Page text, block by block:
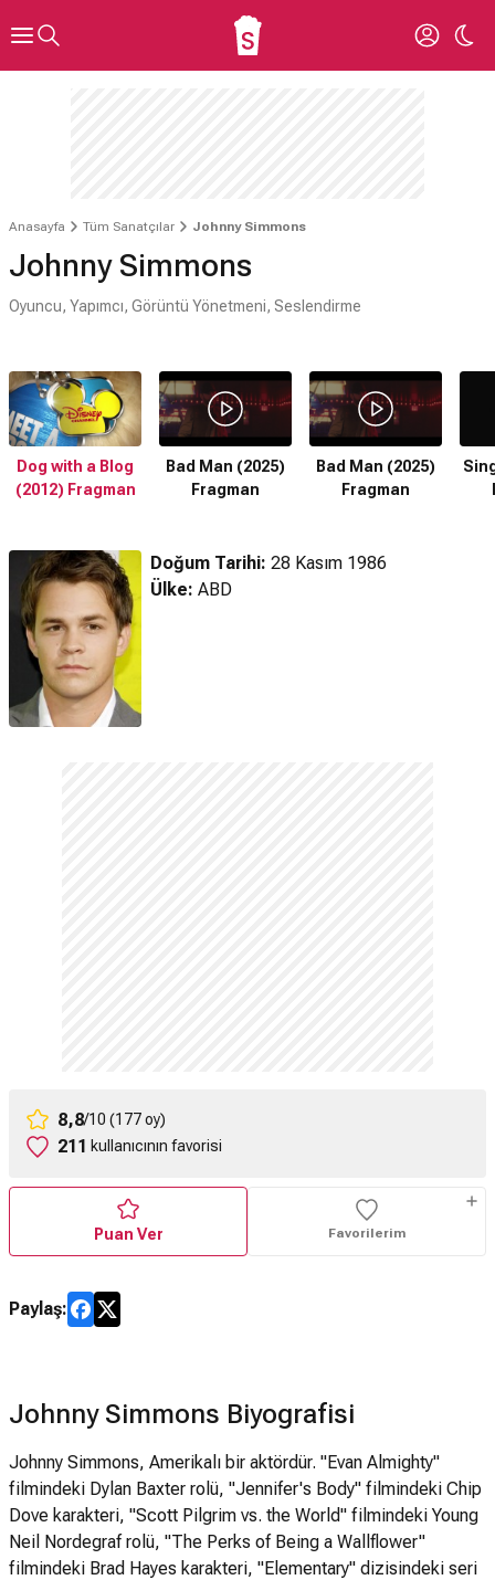
Anasayfa Tüm Sanatçılar Johnny Simmons
Johnny Simmons
Oyuncu, Yapımcı, Görüntü Yönetmeni, Seslendirme
Dog with a Blog
(2012) Fragman
Bad Man (2025)
Fragman
Bad Man (2025)
Fragman
Doğum Tarihi: 28 Kasım 1986
Ülke: ABD
8,8/10 (177 oy)
211 kullanıcının favorisi
Puan Ver Favorilerim
Paylaş:
Johnny Simmons Biyografisi
Johnny Simmons, Amerikalı bir aktördür. "Evan Almighty"
filmindeki Dylan Baxter rolü, "Jennifer's Body" filmindeki Chip
Dove karakteri, "Scott Pilgrim vs. the World" filmindeki Young
Neil Nordegraf rolü, "The Perks of Being a Wallflower"
filmindeki Brad Hayes karakteri, "Elementary" dizisindeki seri